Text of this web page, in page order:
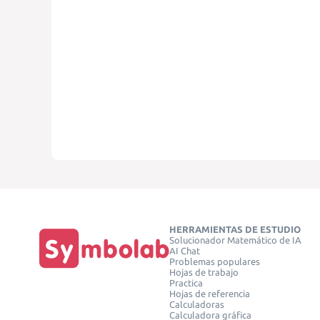
HERRAMIENTAS DE ESTUDIO
Solucionador Matemático de IA
AI Chat
Problemas populares
Hojas de trabajo
Practica
Hojas de referencia
Calculadoras
Calculadora gráfica